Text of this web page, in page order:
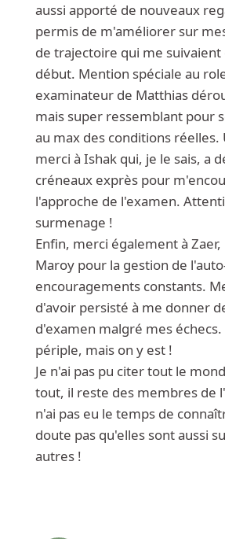
aussi apporté de nouveaux
permis de m'améliorer sur
de trajectoire qui me suivaient
début. Mention spéciale au
examinateur de Matthias
mais super ressemblant pour
au max des conditions réelles.
merci à Ishak qui, je le sais, a
créneaux exprès pour
l'approche de l'examen.
surmenage !
Enfin, merci également à
Maroy pour la gestion de
encouragements constants.
d'avoir persisté à me donner
d'examen malgré mes
périple, mais on y est !
Je n'ai pas pu citer tout le
tout, il reste des membres de
n'ai pas eu le temps de
doute pas qu'elles sont aussi
autres !